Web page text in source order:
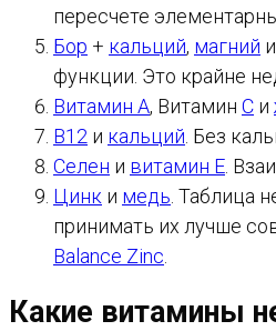
пересчете
Бор + кальций, магний
функции. Это крайне
Витамин А, Витамин С и
В12 и кальций. Без
Селен и витамин Е.
Цинк и медь. Таблица
принимать их лучше
Balance Zinc.
Какие витамины